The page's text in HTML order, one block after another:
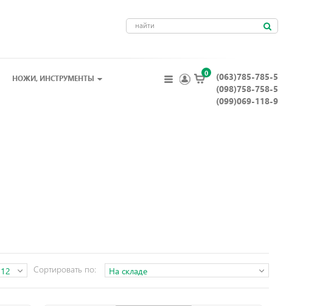
НОЖИ, ИНСТРУМЕНТЫ
0
(063)785-785-5
(098)758-758-5
(099)069-118-9
Сортировать по: На складе
12